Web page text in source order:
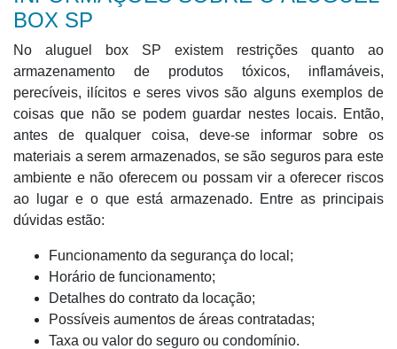
BOX SP
No aluguel box SP existem restrições quanto ao
armazenamento de produtos tóxicos, inflamáveis,
perecíveis, ilícitos e seres vivos são alguns exemplos de
coisas que não se podem guardar nestes locais. Então,
antes de qualquer coisa, deve-se informar sobre os
materiais a serem armazenados, se são seguros para este
ambiente e não oferecem ou possam vir a oferecer riscos
ao lugar e o que está armazenado. Entre as principais
dúvidas estão:
Funcionamento da segurança do local;
Horário de funcionamento;
Detalhes do contrato da locação;
Possíveis aumentos de áreas contratadas;
Taxa ou valor do seguro ou condomínio.